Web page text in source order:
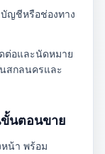
บัญชีหรือช่องทาง
ต่อและนัดหมาย
สกลนครและ
ขั้นตอนขาย
หน้า พร้อม